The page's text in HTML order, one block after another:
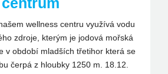
wellness centru využívá vodu
zdroje, kterým je jodová mořská
v období mladších třetihor která se
čerpá z hloubky 1250 m. 18.12.